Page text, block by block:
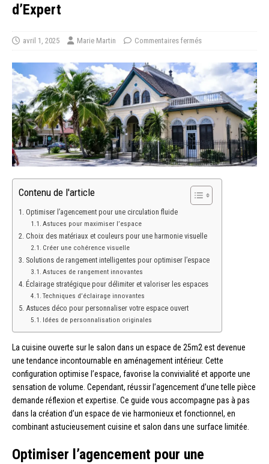
d’Expert
avril 1, 2025 Marie Martin Commentaires fermés
Contenu de l'article
Optimiser l’agencement pour une circulation fluide
Astuces pour maximiser l’espace
Choix des matériaux et couleurs pour une harmonie visuelle
Créer une cohérence visuelle
Solutions de rangement intelligentes pour optimiser l’espace
Astuces de rangement innovantes
Éclairage stratégique pour délimiter et valoriser les espaces
Techniques d’éclairage innovantes
Astuces déco pour personnaliser votre espace ouvert
Idées de personnalisation originales
La cuisine ouverte sur le salon dans un espace de 25m2 est devenue
une tendance incontournable en aménagement intérieur. Cette
configuration optimise l’espace, favorise la convivialité et apporte une
sensation de volume. Cependant, réussir l’agencement d’une telle pièce
demande réflexion et expertise. Ce guide vous accompagne pas à pas
dans la création d’un espace de vie harmonieux et fonctionnel, en
combinant astucieusement cuisine et salon dans une surface limitée.
Optimiser l’agencement pour une